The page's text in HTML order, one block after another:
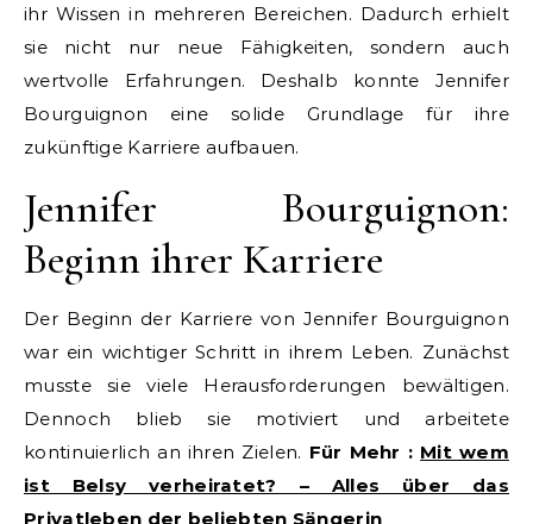
ihr Wissen in mehreren Bereichen. Dadurch erhielt
sie nicht nur neue Fähigkeiten, sondern auch
wertvolle Erfahrungen. Deshalb konnte Jennifer
Bourguignon eine solide Grundlage für ihre
zukünftige Karriere aufbauen.
Jennifer Bourguignon:
Beginn ihrer Karriere
Der Beginn der Karriere von Jennifer Bourguignon
war ein wichtiger Schritt in ihrem Leben. Zunächst
musste sie viele Herausforderungen bewältigen.
Dennoch blieb sie motiviert und arbeitete
kontinuierlich an ihren Zielen. Für Mehr : Mit wem
ist Belsy verheiratet? – Alles über das
Privatleben der beliebten Sängerin